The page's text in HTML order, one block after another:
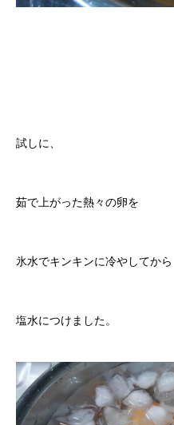
試しに、
茹で上がった熱々の卵を
氷水でキンキンに冷やしてから
塩水につけました。